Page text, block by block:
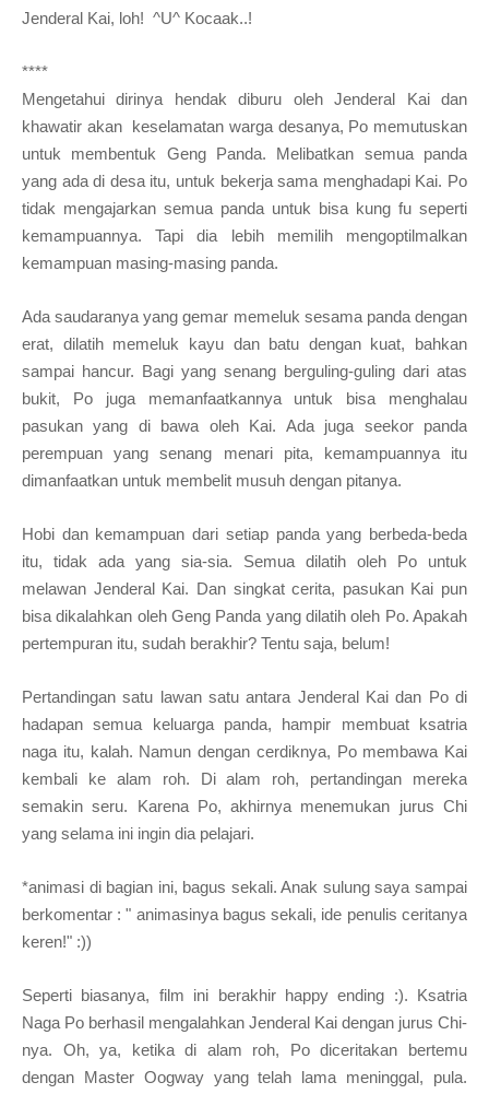
Jenderal Kai, loh! ^U^ Kocaak..!
****
Mengetahui dirinya hendak diburu olehJenderal Kai dan
khawatir akan keselamatan warga desanya, Po memutuskan
untuk membentuk Geng Panda. Melibatkan semua panda
yang ada di desa itu, untuk bekerja sama menghadapi Kai. Po
tidak mengajarkan semua panda untuk bisa kung fu seperti
kemampuannya. Tapi dia lebih memilih mengoptilmalkan
kemampuan masing-masing panda.
Adasaudaranya yang gemar memeluk sesama panda dengan
erat, dilatih memeluk kayu dan batu dengan kuat, bahkan
sampai hancur. Bagi yang senang berguling-guling dari atas
bukit, Po juga memanfaatkannya untuk bisa menghalau
pasukan yang di bawa oleh Kai. Ada juga seekor panda
perempuan yangsenang menari pita, kemampuannya itu
dimanfaatkan untuk membelit musuh dengan pitanya.
Hobi dan kemampuan dari setiap panda yang berbeda-beda
itu, tidak ada yang sia-sia. Semua dilatih oleh Po untuk
melawan Jenderal Kai. Dan singkat cerita, pasukan Kai pun
bisa dikalahkan oleh Geng Panda yang dilatih oleh Po. Apakah
pertempuran itu, sudah berakhir? Tentu saja, belum!
Pertandingan satu lawan satu antara Jenderal Kaidan Podi
hadapan semua keluarga panda, hampir membuat ksatria
naga itu, kalah. Namun dengan cerdiknya, Po membawa Kai
kembali ke alam roh. Di alam roh, pertandingan mereka
semakin seru. Karena Po, akhirnya menemukan jurus Chi
yang selama ini ingin dia pelajari.
*animasi di bagian ini, bagus sekali. Anak sulung saya sampai
berkomentar : " animasinya bagus sekali, ide penulis ceritanya
keren!" :))
Seperti biasanya, film ini berakhir happy ending :). Ksatria
Naga Po berhasil mengalahkan Jenderal Kai dengan jurus Chi-
nya. Oh, ya, ketika di alam roh, Po diceritakan bertemu
dengan Master Oogway yangtelah lama meninggal, pula.